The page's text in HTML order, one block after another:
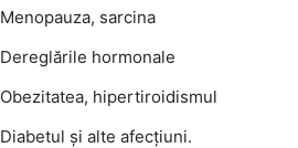
Menopauza, sarcina
Dereglările hormonale
Obezitatea, hipertiroidismul
Diabetul și alte afecțiuni.